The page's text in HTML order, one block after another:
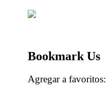
Bookmark Us
Agregar a